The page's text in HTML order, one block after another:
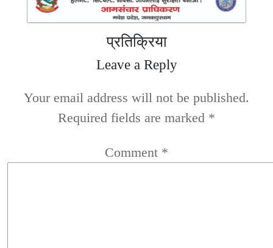
प्रतिक्रिया
Leave a Reply
Your email address will not be published.
Required fields are marked *
Comment *